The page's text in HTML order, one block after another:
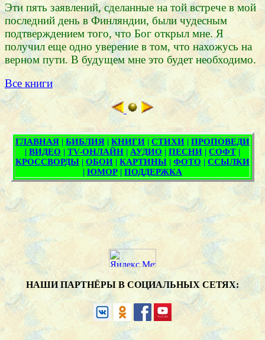
Эти пять заявлений, сделанные на той встрече в мой
последний день в Финляндии, были чудесным
подтверждением того, что Бог открыл мне. Я
получил еще одно уверение в том, что нахожусь на
верном пути. В будущем мне это будет необходимо.
Все книги